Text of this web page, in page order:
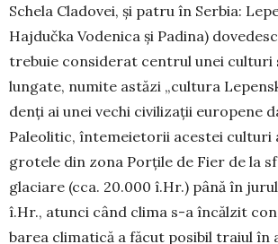
Sche­la Cladovei, şi patru în Serbia:
Hajdučka Vo­denica şi Padina)
trebuie considerat cen­trul unei
lun­gate, numite astăzi „cultura
denţi ai unei vechi ci­vilizaţii europene
Paleolitic, înteme­ie­torii acestei culturi
grotele din zona Porţile de Fier de la
gla­ciare (cca. 20.000 î.Hr.) până în
î.Hr., atunci când cli­ma s-a încălzit
barea cli­ma­tică a făcut posibil traiul în